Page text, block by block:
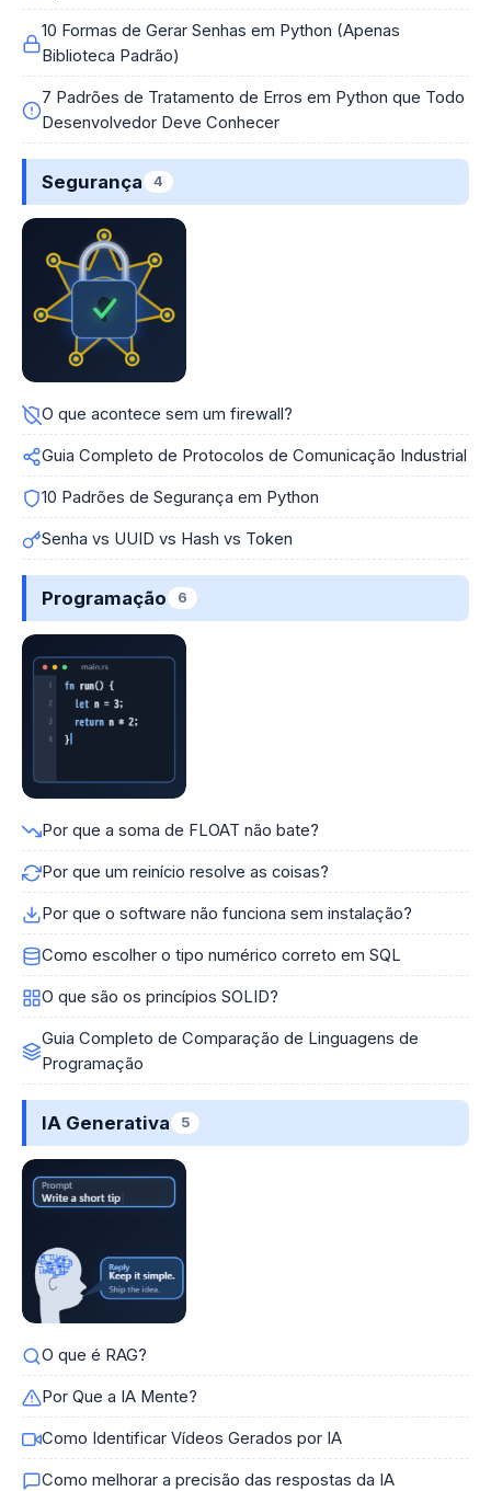
10 Formas de Gerar Senhas em Python (Apenas
Biblioteca Padrão)
7 Padrões de Tratamento de Erros em Python que Todo
Desenvolvedor Deve Conhecer
Segurança 4
O que acontece sem um firewall?
Guia Completo de Protocolos de Comunicação Industrial
10 Padrões de Segurança em Python
Senha vs UUID vs Hash vs Token
Programação 6
Por que a soma de FLOAT não bate?
Por que um reinício resolve as coisas?
Por que o software não funciona sem instalação?
Como escolher o tipo numérico correto em SQL
O que são os princípios SOLID?
Guia Completo de Comparação de Linguagens de
Programação
IA Generativa 5
O que é RAG?
Por Que a IA Mente?
Como Identificar Vídeos Gerados por IA
Como melhorar a precisão das respostas da IA